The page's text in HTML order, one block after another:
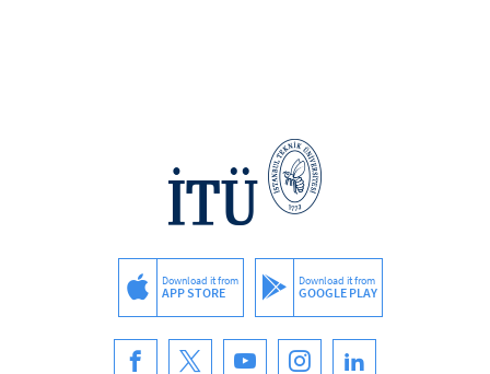
Download it from
APP STORE
Download it from
GOOGLE PLAY